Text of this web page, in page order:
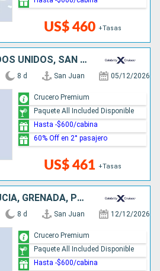
US$ 460 +Tasas
PUERTO RICO, ESTADOS UNIDOS, SAN MARTÍN, ANTIGUA Y BARBUDA, SANTA LUCIA, BARBADOS
8 d San Juan 05/12/2026
US$ 461 +Tasas
Crucero Premium
Paquete All Included Disponible
Hasta -$600/cabina
60% Off en 2° pasajero
DOMINICA, SANTA LUCIA, GRENADA, PUERTO RICO
8 d San Juan 12/12/2026
Crucero Premium
Paquete All Included Disponible
Hasta -$600/cabina